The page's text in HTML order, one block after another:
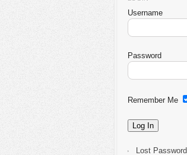
Username
Password
Lost Password